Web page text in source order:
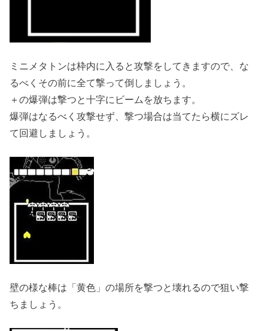
ミニメタトンは枠内に入ると攻撃をしてきますので、な
るべくその前に全て撃って倒しましょう。
＋の爆弾は撃つと十字にビームを放ちます。
爆弾はなるべく攻撃せず、撃つ場合は当てたら横にズレ
て回避しましょう。
壁の様な棒は「黄色」の場所を撃つと壊れるので狙い撃
ちましょう。